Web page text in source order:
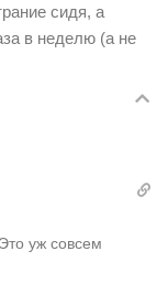
сидя, а
в неделю (а не
уж совсем